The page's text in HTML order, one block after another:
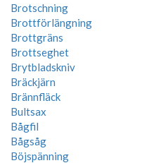
Brotschning
Brottförlängning
Brottgräns
Brottseghet
Brytbladskniv
Bräckjärn
Brännfläck
Bultsax
Bågfil
Bågsåg
Böjspänning